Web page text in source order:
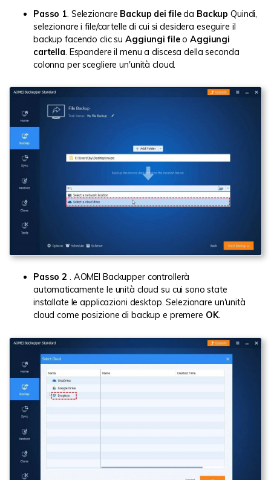
Passo 1 . Selezionare Backup dei fileda Backup Quindi,
selezionare i file/cartelle di cui si desidera eseguire il
backup facendo clic suAggiungi fileoAggiungi
cartella . Espandere il menu a discesa della seconda
colonna per scegliere un'unità cloud.
Passo 2 . AOMEI Backupper controllerà
automaticamente le unità cloud su cui sono state
installate le applicazioni desktop. Selezionare un'unità
cloud come posizione di backup e premere OK.